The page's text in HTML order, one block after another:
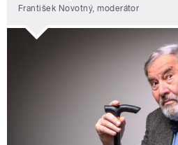
František Novotný, moderátor